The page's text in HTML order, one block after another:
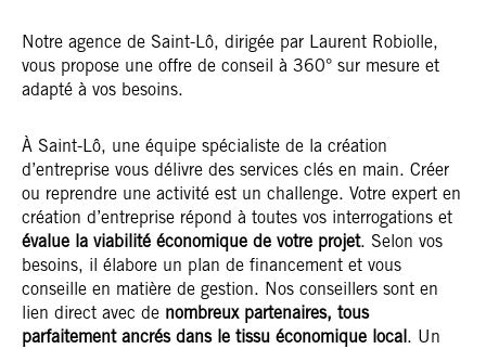
Notre agence de Saint-Lô, dirigée par Laurent Robiolle,
vous propose une offre de conseil à 360° sur mesure et
adapté à vos besoins.
À Saint-Lô, une équipe spécialiste de la création
d’entreprise vous délivre des services clés en main. Créer
ou reprendre une activité est un challenge. Votre expert en
création d’entreprise répond à toutes vos interrogations et
évalue la viabilité économique de votre projet. Selon vos
besoins, il élabore un plan de financement et vous
conseille en matière de gestion. Nos conseillers sont en
lien direct avec de nombreux partenaires, tous
parfaitement ancrés dans le tissu économique local . Un